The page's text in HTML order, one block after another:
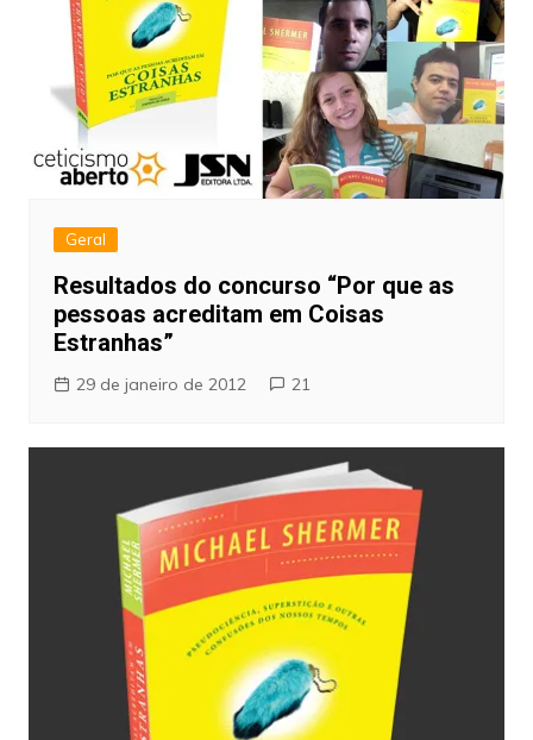
Geral
Resultados do concurso “Por que as
pessoas acreditam em Coisas
Estranhas”
29 de janeiro de 2012 21